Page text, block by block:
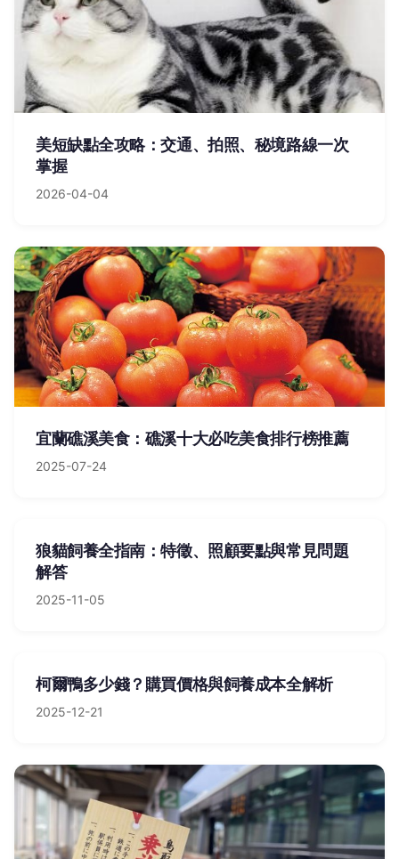
美短缺點全攻略：交通、拍照、秘境路線一次
掌握
2026-04-04
宜蘭礁溪美食：礁溪十大必吃美食排行榜推薦
2025-07-24
狼貓飼養全指南：特徵、照顧要點與常見問題
解答
2025-11-05
柯爾鴨多少錢？購買價格與飼養成本全解析
2025-12-21